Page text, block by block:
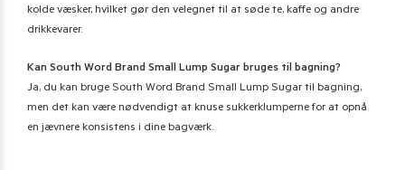
kolde væsker, hvilket gør den velegnet til at søde te, kaffe og andre
drikkevarer.
Kan South Word Brand Small Lump Sugar bruges til bagning?
Ja, du kan bruge South Word Brand Small Lump Sugar til bagning,
men det kan være nødvendigt at knuse sukkerklumperne for at opnå
en jævnere konsistens i dine bagværk.